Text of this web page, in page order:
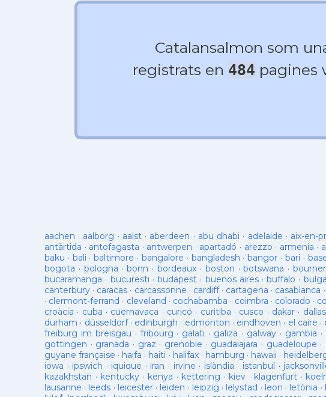
Catalansalmon som
registrats en 484 pagines
aachen · aalborg · aalst· aberdeen · abu dhabi · adelaide · aix-en-
antàrtida · antofagasta · antwerpen · apartadó · arezzo · armenia ·
baku · bali ·baltimore · bangalore · bangladesh ·bangor · bari ·
bogota · bologna ·bonn ·bordeaux · boston ·botswana ·
bucaramanga · bucuresti · budapest · buenos aires·buffalo ·
canterbury · caracas · carcassonne · cardiff· cartagena · casablanca ·
· clermont-ferrand · cleveland · cochabamba · coimbra · colorado ·
croàcia · cuba · cuernavaca · curicó · curitiba · cusco · dakar · dallas
durham · düsseldorf· edinburgh · edmonton · eindhoven · el caire ·
freiburg im breisgau · fribourg · galati · galiza · galway· gambia ·
gottingen · granada · graz · grenoble · guadalajara · guadeloupe ·
guyane française · haifa · haiti · halifax· hamburg · hawaii ·
iowa · ipswich · iquique · iran · irvine · islàndia · istanbul ·
kazakhstan · kentucky · kenya · kettering · kiev · klagenfurt ·
lausanne · leeds · leicester· leiden · leipzig · lelystad · leon · letònia ·